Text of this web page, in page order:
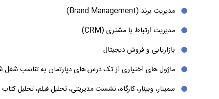
در دوره مدیریت عالی کسب و کار ما به مباحثی می‌پردازیم که
خود بکار بندید. آنچه که موجب ارتقا و بهینه‌سازی هر کسب و کار
دهد. برخی از این موارد در زیر بصورت خلاصه آورده شده تا شما
مهارت اکتسابی پس از گذراندن دوره آموزش
به طور حتم در صورت شرکت افراد در دوره آموزشیmbaو کسب
مدیریت برند (Brand Management)
مدیریت ارتباط با مشتری (CRM)
بازاریابی و فروش دیجیتال
ماژول های اختیاری از تک درس های دپارتمان به تناسب شغل
سمینار، وبینار، کارگاه، نشست مدیریتی، تحلیل فیلم، تحلیل